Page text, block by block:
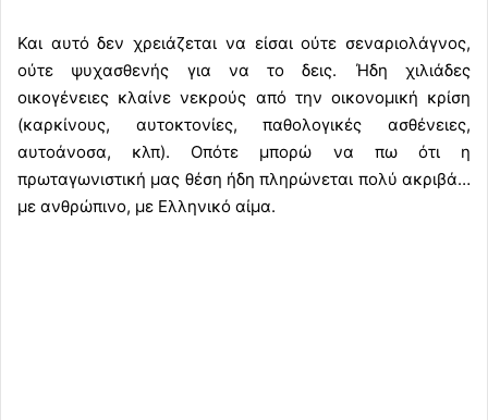
Και αυτό δεν χρειάζεται να είσαι ούτε σεναριολάγνος,
ούτε ψυχασθενής για να το δεις. Ήδη χιλιάδες
οικογένειες κλαίνε νεκρούς από την οικονομική κρίση
(καρκίνους, αυτοκτονίες, παθολογικές ασθένειες,
αυτοάνοσα, κλπ). Οπότε μπορώ να πω ότι η
πρωταγωνιστική μας θέση ήδη πληρώνεται πολύ ακριβά…
με ανθρώπινο, με Ελληνικό αίμα.